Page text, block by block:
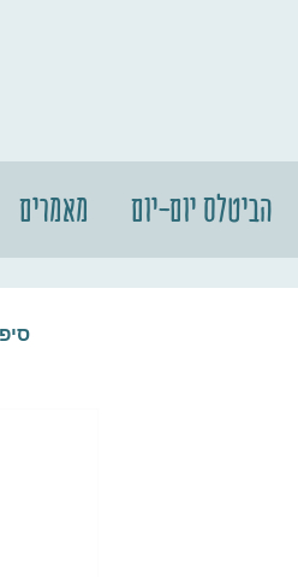
מאמרים הביטלס יום-יום